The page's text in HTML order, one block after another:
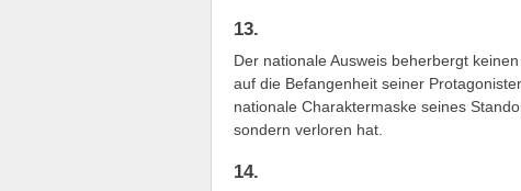
13.
Der nationale Ausweis beherbergt
auf die Befangenheit seiner
nationale Charaktermaske seines
sondern verloren hat.
14.